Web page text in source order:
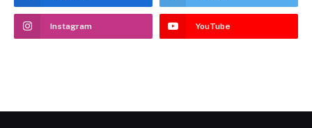
Instagram YouTube